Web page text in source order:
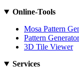
Online-Tools
Mosa Pattern
Pattern
3D Tile Viewer
Services